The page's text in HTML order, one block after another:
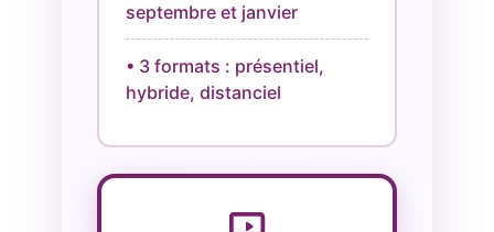
septembre et janvier
• 3 formats : présentiel,
hybride, distanciel